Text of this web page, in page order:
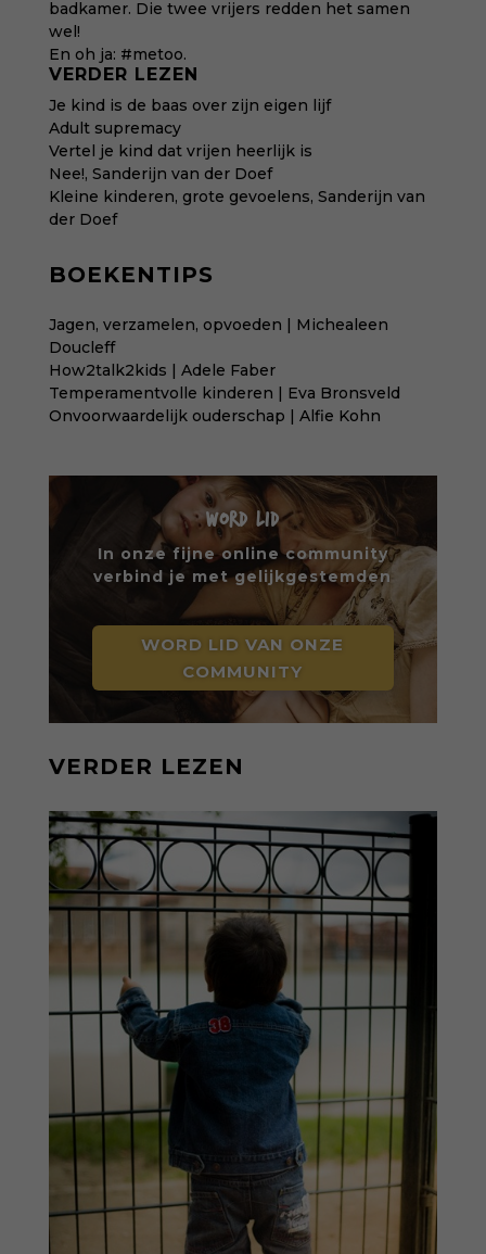
badkamer. Die twee vrijers redden het samen
wel!
En oh ja: #metoo.
VERDER LEZEN
Je kind is de baas over zijn eigen lijf
Adult supremacy
Vertel je kind dat vrijen heerlijk is
Nee!, Sanderijn van der Doef
Kleine kinderen, grote gevoelens, Sanderijn van
der Doef
BOEKENTIPS
Jagen, verzamelen, opvoeden | Michealeen
Doucleff
How2talk2kids | Adele Faber
Temperamentvolle kinderen | Eva Bronsveld
Onvoorwaardelijk ouderschap | Alfie Kohn
WORD LID
In onze fijne online community
verbind je met gelijkgestemden
WORD LID VAN ONZE
COMMUNITY
VERDER LEZEN